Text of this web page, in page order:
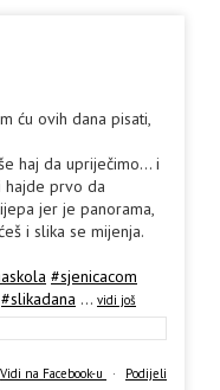
ću ovih dana pisati,
haj da upriječimo... i
hajde prvo da
jer je panorama,
i slika se mijenja.
#sjenicacom
#slikadana ... vidi još
Vidi na Facebook-u · Podijeli